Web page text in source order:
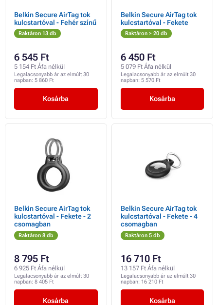
Belkin Secure AirTag tok
kulcstartóval - Fehér színű
Raktáron 13 db
6 545 Ft
5 154 Ft Áfa nélkül
Legalacsonyabb ár az elmúlt 30
napban: 5 860 Ft
Kosárba
Belkin Secure AirTag tok
kulcstartóval - Fekete
Raktáron > 20 db
6 450 Ft
5 079 Ft Áfa nélkül
Legalacsonyabb ár az elmúlt 30
napban: 5 570 Ft
Kosárba
Belkin Secure AirTag tok
kulcstartóval - Fekete - 2
csomagban
Raktáron 8 db
8 795 Ft
6 925 Ft Áfa nélkül
Legalacsonyabb ár az elmúlt 30
napban: 8 405 Ft
Kosárba
Belkin Secure AirTag tok
kulcstartóval - Fekete - 4
csomagban
Raktáron 5 db
16 710 Ft
13 157 Ft Áfa nélkül
Legalacsonyabb ár az elmúlt 30
napban: 16 210 Ft
Kosárba